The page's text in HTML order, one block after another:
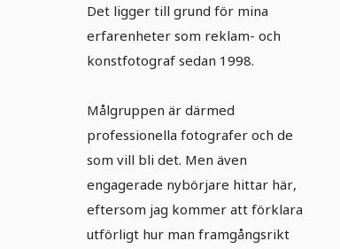
Det ligger till grund för mina
erfarenheter som reklam- och
konstfotograf sedan 1998.
Målgruppen är därmed
professionella fotografer och de
som vill bli det. Men även
engagerade nybörjare hittar här,
eftersom jag kommer att förklara
utförligt hur man framgångsrikt